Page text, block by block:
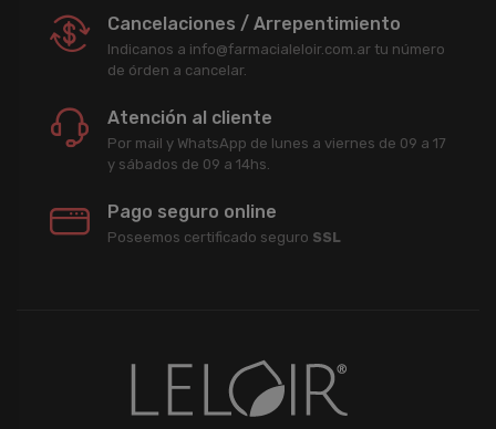
Cancelaciones / Arrepentimiento
Indicanos a info@farmacialeloir.com.ar tu número
de órden a cancelar.
Atención al cliente
Por mail y WhatsApp de lunes a viernes de 09 a 17
y sábados de 09 a 14hs.
Pago seguro online
Poseemos certificado seguro SSL